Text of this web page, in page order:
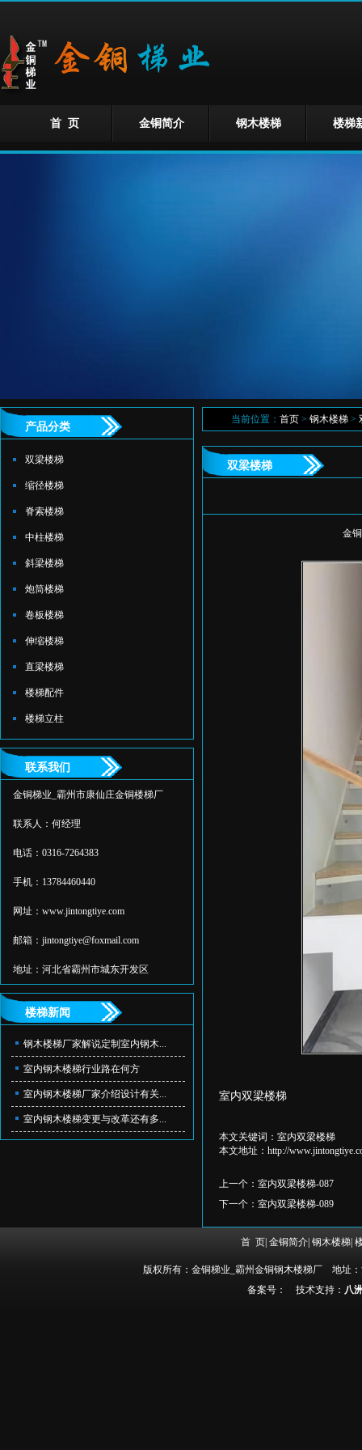
首 页 金铜简介 钢木楼梯 楼梯
产品分类
双梁楼梯
缩径楼梯
脊索楼梯
中柱楼梯
斜梁楼梯
炮筒楼梯
卷板楼梯
伸缩楼梯
直梁楼梯
楼梯配件
楼梯立柱
联系我们
金铜梯业_霸州市康仙庄金铜楼梯厂
联系人：何经理
电话：0316-7264383
手机：13784460440
网址： www.jintongtiye.com
邮箱：jintongtiye@foxmail.com
地址：河北省霸州市城东开发区
楼梯新闻
钢木楼梯厂家解说定制室内钢木...
室内钢木楼梯行业路在何方
室内钢木楼梯厂家介绍设计有关...
室内钢木楼梯变更与改革还有多...
当前位置： 首页 > 钢木楼梯 >
双梁楼梯
金
室内双梁楼梯
本文关键词： 室内双梁楼梯
本文地址： http://
上一个： 室内双梁楼梯-087
下一个： 室内双梁楼梯-089
首 页 |金铜简介 |钢木楼梯 |
版权所有：金铜梯业_霸州金铜钢木楼梯厂 地址
备案号：
技术支持： 八